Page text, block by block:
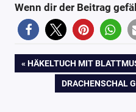
Wenn dir der Beitrag
2
einfach-
VORHERIGER
BEITRAG:
HÄKELTUCH MIT
NÄCHSTER
DRACHENSCHAL